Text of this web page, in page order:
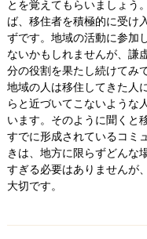
とを覚えてもらいましょう
ば、移住者を積極的に受け
ずです。地域の活動に参加
ないかもしれませんが、謙
分の役割を果たし続けてみ
地域の人は移住してきた人
らと近づいてこないような
います。そのように聞くと
すでに形成されているコミ
きは、地方に限らずどんな
すぎる必要はありませんが
大切です。